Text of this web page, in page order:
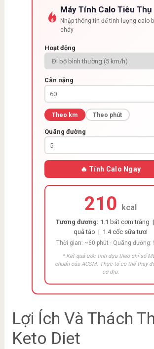
Máy Tính Calo Tiêu Thụ
Nhập thông tin để tính lượng calo
cháy
Hoạt động
Cân nặng
Theo km Theo phút
Quãng đường
🔥 Tính Calo Ngay
210 kcal
Tương đương: 1.1 bát cơm trắng
quả táo | 1.4 cốc sữa tươi
Thời gian: ~60 phút · Quãng đường:
* Kết quả ước tính dựa theo chỉ số
chuẩn của ACSM. Thực tế có thể thay
cơ địa.
Lợi Ích Và Thách
Keto Diet